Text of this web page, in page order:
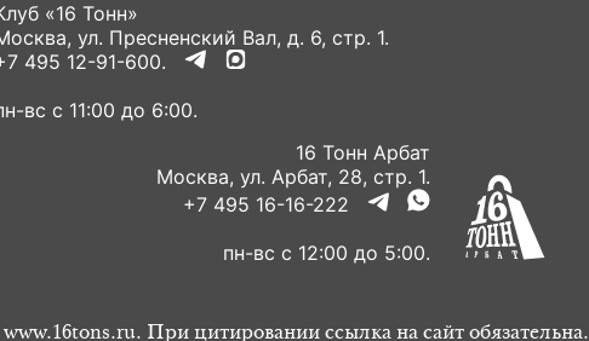
«16 Тонн»
ул. Пресненский Вал, д. 6, стр. 1.
495 12-91-600.
вс с 11:00 до 6:00.
16 Тонн Арбат
Москва, ул. Арбат, 28, стр. 1.
+7 495 16-16-222
пн-вс с 12:00 до 5:00.
При цитировании ссылка на сайт обязательна.